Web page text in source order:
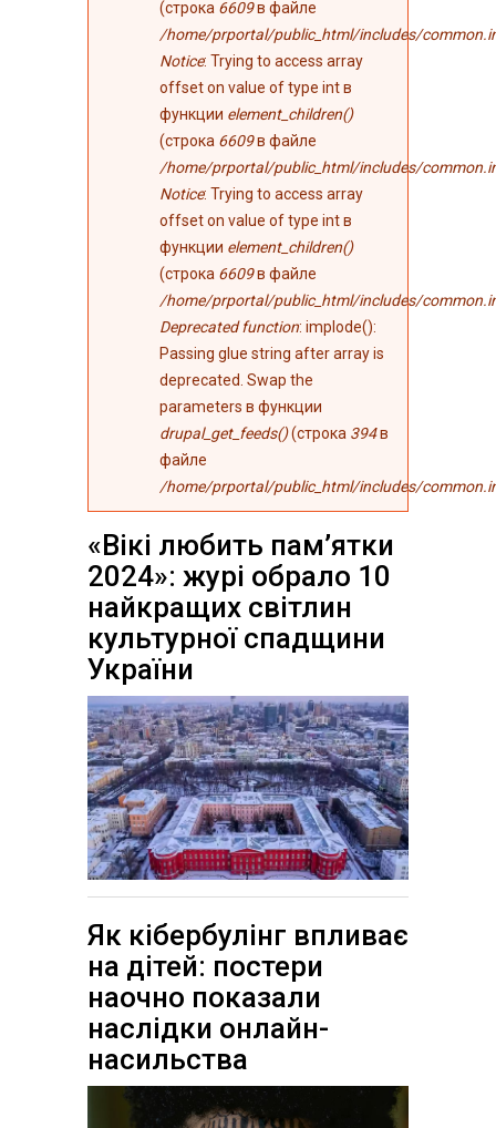
(строка 6609в файле
/home/prportal/public_html/includes/
Notice: Trying to access array
offset on value of type int в
функции element_children()
(строка 6609в файле
/home/prportal/public_html/includes/
Notice: Trying to access array
offset on value of type int в
функции element_children()
(строка 6609в файле
/home/prportal/public_html/includes/
Deprecated function: implode():
Passing glue string after array is
deprecated. Swap the
parameters в функции
drupal_get_feeds()(строка 394в
файле
/home/prportal/public_html/includes/
«Вікі любить пам’ятки
2024»: журі обрало 10
найкращих світлин
культурної спадщини
України
Як кібербулінг впливає
на дітей: постери
наочно показали
наслідки онлайн-
насильства